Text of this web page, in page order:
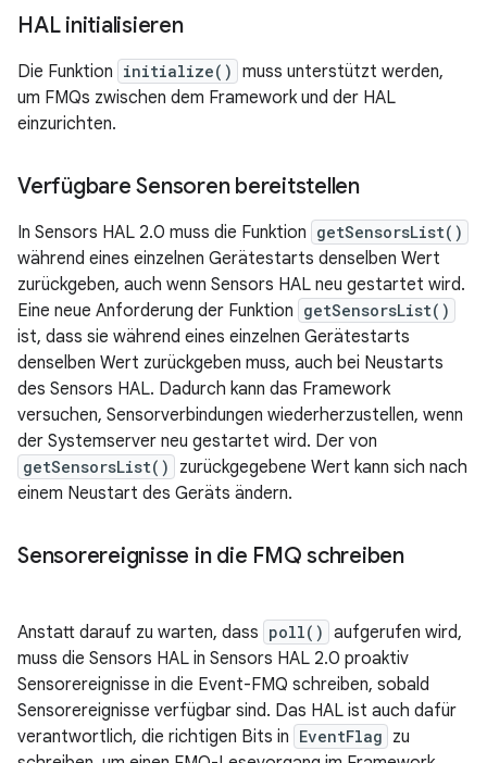
HAL initialisieren
Die Funktion initialize() muss unterstützt werden,
um FMQs zwischen dem Framework und der HAL
einzurichten.
Verfügbare Sensoren bereitstellen
In Sensors HAL 2.0 muss die Funktion getSensorsList()
während eines einzelnen Gerätestarts denselben Wert
zurückgeben, auch wenn Sensors HAL neu gestartet wird.
Eine neue Anforderung der Funktion getSensorsList()
ist, dass sie während eines einzelnen Gerätestarts
denselben Wert zurückgeben muss, auch bei Neustarts
des Sensors HAL. Dadurch kann das Framework
versuchen, Sensorverbindungen wiederherzustellen, wenn
der Systemserver neu gestartet wird. Der von
getSensorsList()
zurückgegebene Wert kann sich nach
einem Neustart des Geräts ändern.
Sensorereignisse in die FMQ schreiben
Anstatt darauf zu warten, dass poll() aufgerufen wird,
muss die Sensors HAL in Sensors HAL 2.0 proaktiv
Sensorereignisse in die Event-FMQ schreiben, sobald
Sensorereignisse verfügbar sind. Das HAL ist auch dafür
verantwortlich, die richtigen Bits in EventFlag zu